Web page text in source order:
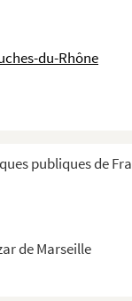
du-Rhône
publiques de
de Marseille
couleur pourpre o...